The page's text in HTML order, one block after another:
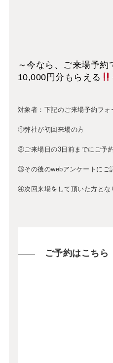
～今なら、ご来場予
10,000円分もらえる
対象者：下記のご来場予約フ
①弊社が初回来場の方
②ご来場日の3日前までにご予
③その後のwebアンケートにご
④次回来場をして頂いた方とな
ご予約はこちら